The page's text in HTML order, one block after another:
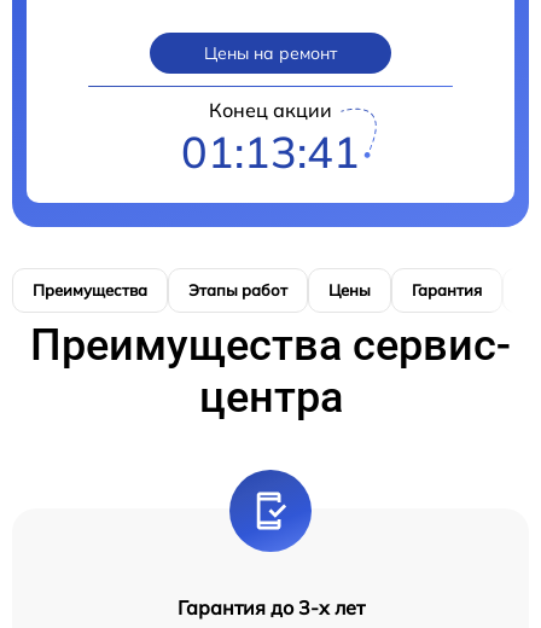
Цены на ремонт
Конец акции
01:13:40
Преимущества Этапы работ Цены Гарантия
Преимущества сервис-
центра
Гарантия до 3-х лет